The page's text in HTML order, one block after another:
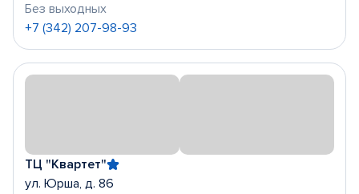
Без выходных
+7 (342) 207-98-93
ТЦ "Квартет"
ул. Юрша, д. 86